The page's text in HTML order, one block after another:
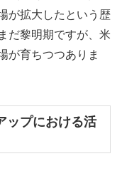
が拡大したという歴
だ黎明期ですが、米
が育ちつつありま
ップにおける活